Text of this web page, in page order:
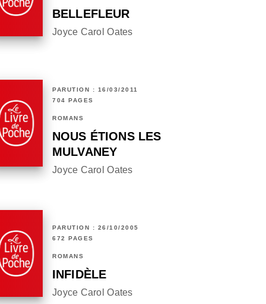
BELLEFLEUR
Joyce Carol Oates
PARUTION : 16/03/2011
704 PAGES
ROMANS
NOUS ÉTIONS LES
MULVANEY
Joyce Carol Oates
PARUTION : 26/10/2005
672 PAGES
ROMANS
INFIDÈLE
Joyce Carol Oates